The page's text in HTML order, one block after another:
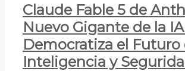
Claude Fable 5 de
Nuevo Gigante de la
Democratiza el Futuro
Inteligencia y